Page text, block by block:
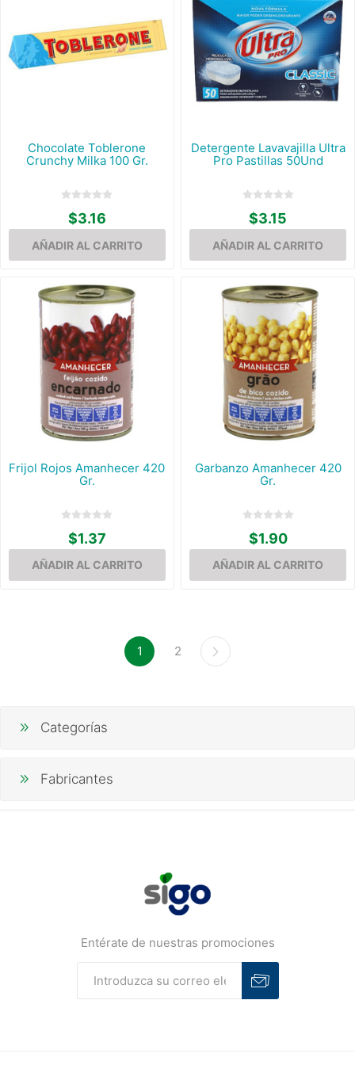
Chocolate Toblerone
Crunchy Milka 100 Gr.
$3.16
Detergente Lavavajilla Ultra
Pro Pastillas 50Und
$3.15
Frijol Rojos Amanhecer 420
Gr.
$1.37
Garbanzo Amanhecer 420
Gr.
$1.90
1 2
Categorías
Fabricantes
Entérate de nuestras promociones